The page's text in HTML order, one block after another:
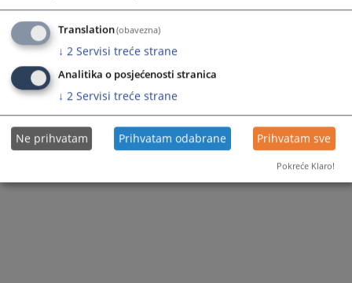
Translation(obavezna)
↓ 2 Servisi treće strane
Analitika o posjećenosti stranica
↓ 2 Servisi treće strane
Ne prihvatam Prihvatam odabrane Prihvatam sve
Pokreće Klaro!